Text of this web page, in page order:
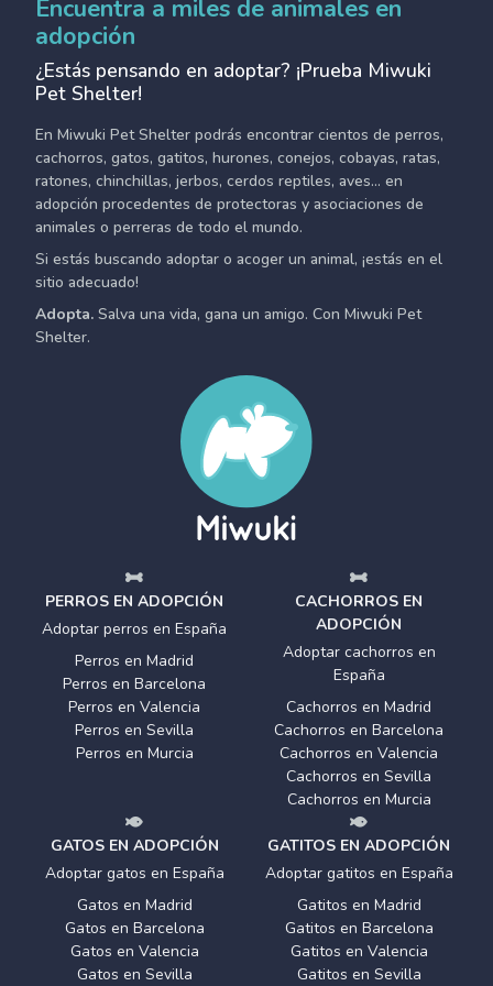
Encuentra a miles de animales en
adopción
¿Estás pensando en adoptar? ¡Prueba Miwuki
Pet Shelter!
En Miwuki Pet Shelter podrás encontrar cientos de perros,
cachorros, gatos, gatitos, hurones, conejos, cobayas, ratas,
ratones, chinchillas, jerbos, cerdos reptiles, aves... en
adopción procedentes de protectoras y asociaciones de
animales o perreras de todo el mundo.
Si estás buscando adoptar o acoger un animal, ¡estás en el
sitio adecuado!
Adopta. Salva una vida, gana un amigo. Con Miwuki Pet
Shelter.
PERROS EN ADOPCIÓN
Adoptar perros en España
Perros en Madrid
Perros en Barcelona
Perros en Valencia
Perros en Sevilla
Perros en Murcia
CACHORROS EN
ADOPCIÓN
Adoptar cachorros en
España
Cachorros en Madrid
Cachorros en Barcelona
Cachorros en Valencia
Cachorros en Sevilla
Cachorros en Murcia
GATOS EN ADOPCIÓN
Adoptar gatos en España
Gatos en Madrid
Gatos en Barcelona
Gatos en Valencia
Gatos en Sevilla
GATITOS EN ADOPCIÓN
Adoptar gatitos en España
Gatitos en Madrid
Gatitos en Barcelona
Gatitos en Valencia
Gatitos en Sevilla